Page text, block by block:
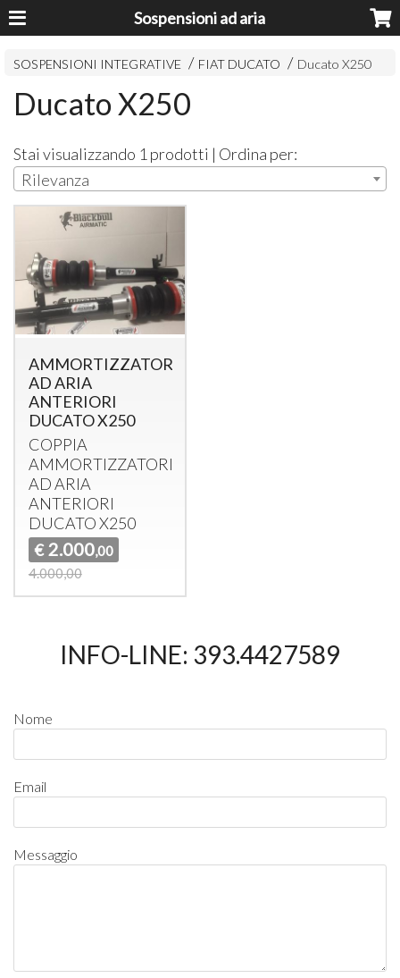
Sospensioni ad aria
SOSPENSIONI INTEGRATIVE FIAT DUCATO Ducato X250
Ducato X250
Stai visualizzando 1 prodotti | Ordina per:
Rilevanza
AMMORTIZZATORI
AD ARIA
ANTERIORI
DUCATO X250
COPPIA
AMMORTIZZATORI
ADARIA
ANTERIORI
DUCATOX250
€ 2.000,00
4.000,00
INFO-LINE: 393.4427589
Nome
Email
Messaggio